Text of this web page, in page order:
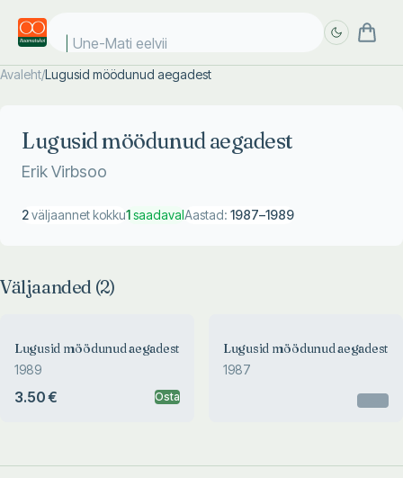
Une-Mati eelviim
Avaleht/Lugusid möödunud aegadest
Lugusid möödunud aegadest
Erik Virbsoo
2väljaannet kokku1saadavalAastad: 1987–1989
Väljaanded (2)
Lugusid möödunud aegadest
1989
3.50 € Osta
Lugusid möödunud aegadest
1987